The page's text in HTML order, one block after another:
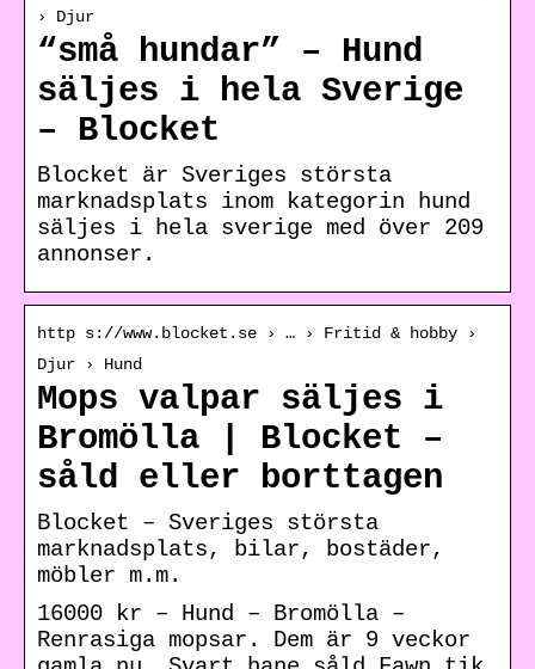
› Djur
“små hundar” – Hund
säljes i hela Sverige
– Blocket
Blocket är Sveriges största
marknadsplats inom kategorin hund
säljes i hela sverige med över 209
annonser.
http s://www.blocket.se › … › Fritid & hobby ›
Djur › Hund
Mops valpar säljes i
Bromölla | Blocket –
såld eller borttagen
Blocket – Sveriges största
marknadsplats, bilar, bostäder,
möbler m.m.
16000 kr – Hund – Bromölla –
Renrasiga mopsar. Dem är 9 veckor